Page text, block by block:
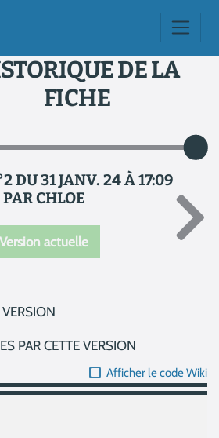
DE LA
FICHE
DU 31 JANV. 24 À 17:09
PAR CHLOE
Version actuelle
PAR CETTE VERSION
Afficher le code Wiki